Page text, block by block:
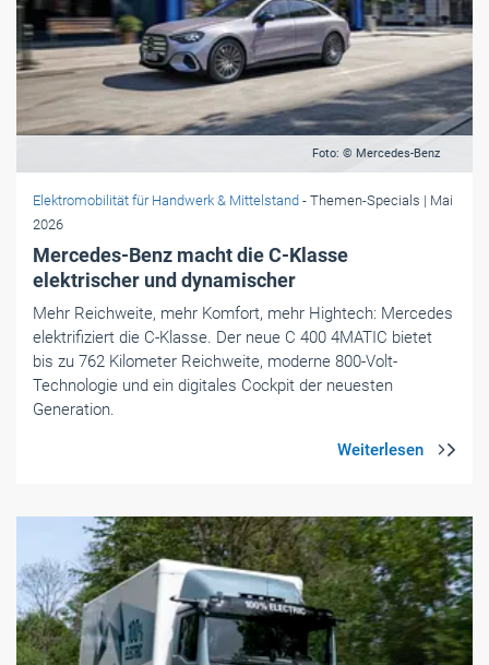
Foto: © Mercedes-Benz
Elektromobilität für Handwerk & Mittelstand - Themen-Specials | Mai
2026
Mercedes-Benz macht die C-Klasse
elektrischer und dynamischer
Mehr Reichweite, mehr Komfort, mehr Hightech: Mercedes
elektrifiziert die C-Klasse. Der neue C 400 4MATIC bietet
bis zu 762 Kilometer Reichweite, moderne 800-Volt-
Technologie und ein digitales Cockpit der neuesten
Generation.